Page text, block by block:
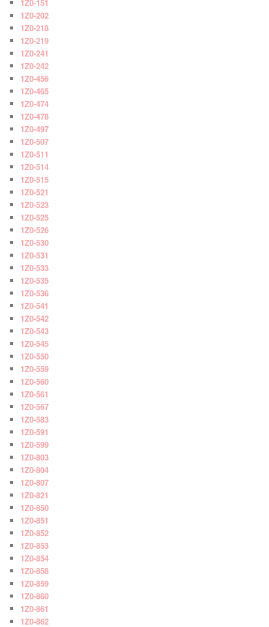
1Z0-151
1Z0-202
1Z0-218
1Z0-219
1Z0-241
1Z0-242
1Z0-456
1Z0-465
1Z0-474
1Z0-478
1Z0-497
1Z0-507
1Z0-511
1Z0-514
1Z0-515
1Z0-521
1Z0-523
1Z0-525
1Z0-526
1Z0-530
1Z0-531
1Z0-533
1Z0-535
1Z0-536
1Z0-541
1Z0-542
1Z0-543
1Z0-545
1Z0-550
1Z0-559
1Z0-560
1Z0-561
1Z0-567
1Z0-583
1Z0-591
1Z0-599
1Z0-803
1Z0-804
1Z0-807
1Z0-821
1Z0-850
1Z0-851
1Z0-852
1Z0-853
1Z0-854
1Z0-858
1Z0-859
1Z0-860
1Z0-861
1Z0-862